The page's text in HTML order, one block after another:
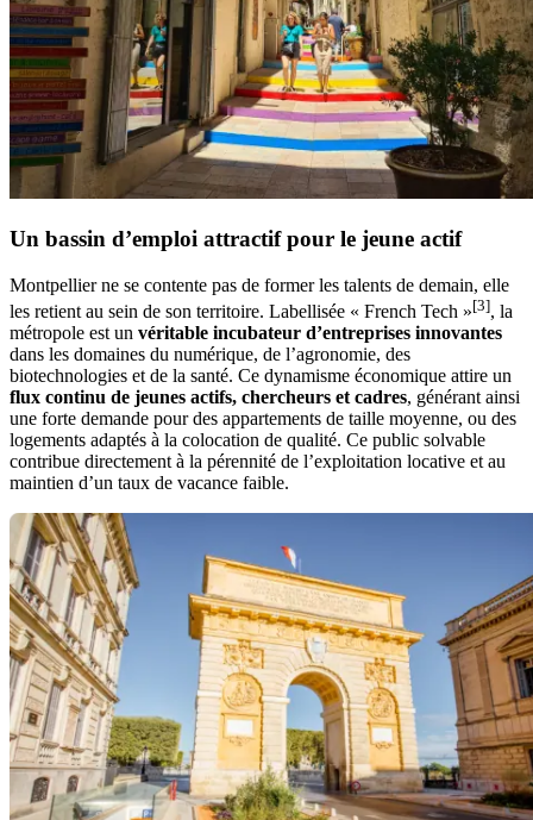
Un bassin d’emploi attractif pour le jeune actif
Montpellier ne se contente pas de former les talents de demain, elle
les retient au sein de son territoire. Labellisée « French Tech »[3], la
métropole est un véritable incubateur d’entreprises innovantes
dans les domaines du numérique, de l’agronomie, des
biotechnologies et de la santé. Ce dynamisme économique attire un
flux continu de jeunes actifs, chercheurs et cadres, générant ainsi
une forte demande pour des appartements de taille moyenne, ou des
logements adaptés à la colocation de qualité. Ce public solvable
contribue directement à la pérennité de l’exploitation locative et au
maintien d’un taux de vacance faible.